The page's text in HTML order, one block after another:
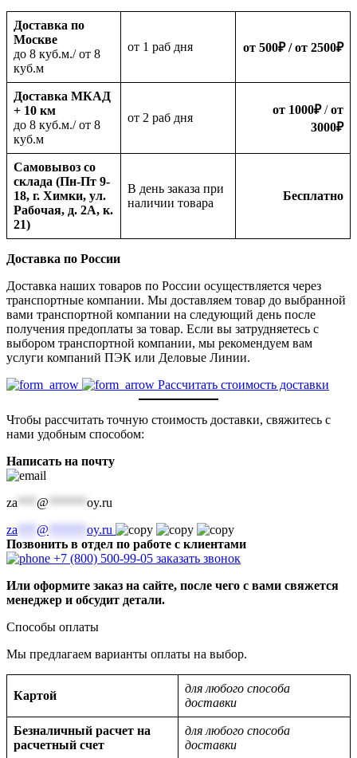
Доставка по
Москве
до 8 куб.м./ от 8
куб.м
oт 1 раб дня от 500₽/ от 2500₽
Доставка МКАД
+ 10 км
до 8 куб.м./ от 8
куб.м
oт 2 раб дня
от 1000₽/от
3000₽
Самовывоз со
склада (Пн-Пт 9-
18, г. Химки, ул.
Рабочая, д. 2А, к.
21)
В день заказа при
наличии товара
Бесплатно
Доставка по России
Доставка наших товаров по России осуществляется через
транспортные компании. Мы доставляем товар до выбранной
вами транспортной компании на следующий день после
получения предоплаты за товар. Если вы затрудняетесь с
выбором транспортной компании, мы рекомендуем вам
услуги компаний ПЭК или Деловые Линии.
Рассчитать стоимость доставки
Чтобы рассчитать точную стоимость доставки, свяжитесь с
нами удобным способом:
Написать на почту
za @
oy.ru
za
@
oy.ru
Позвонить в отдел по работе с клиентами
+7 (800) 500-99-05 заказать звонок
Или оформите заказ на сайте, после чего с вами свяжется
менеджер и обсудит детали.
Способы оплаты
Мы предлагаем варианты оплаты на выбор.
Картой
для любого способа
доставки
Безналичный расчет на
расчетный счет
для любого способа
доставки